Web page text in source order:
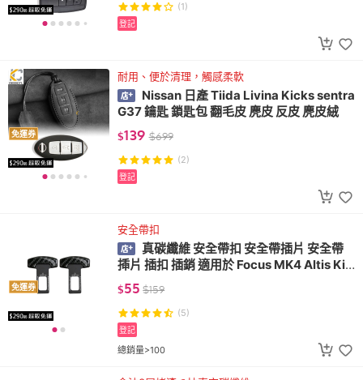
(1)
登記
免運券
耐用、便於清理，觸感柔軟
Nissan 日產 Tiida Livina Kicks sentra
G37 鑰匙 鎖匙包 翻毛皮 麂皮 反皮 麂皮絨
$139 $699
(2)
登記
免運券
安全帶扣
真碳纖維 安全帶扣 安全帶插片 安全帶
揷片 插扣 插銷 適用於 Focus MK4 Altis Kic
ks Cross
$55 $159
(5)
總銷量>100
登記